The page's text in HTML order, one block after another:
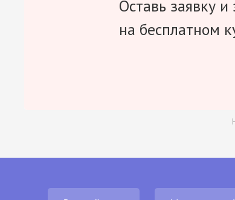
Оставь заявку
на бесплатном